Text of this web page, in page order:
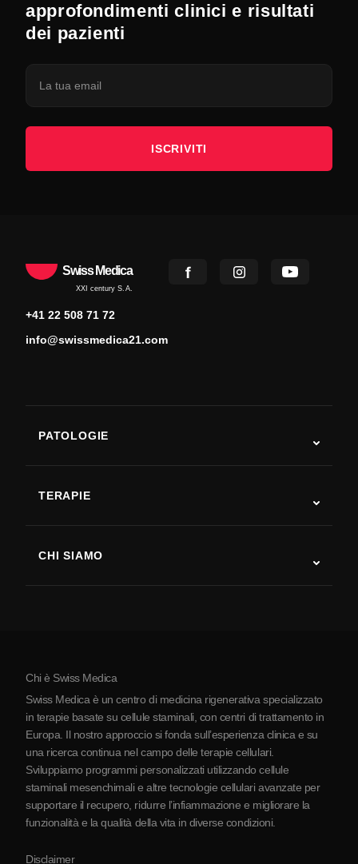
approfondimenti clinici e risultati
dei pazienti
ISCRIVITI
Swiss Medica
XXI century S.A.
+41 22 508 71 72
info@swissmedica21.com
PATOLOGIE
Malattia di Parkinson
Artrite
TERAPIE
CHI SIAMO
La Serbia
Partnership
Chi è Swiss Medica
Swiss Medica è un centro di medicina rigenerativa specializzato
in terapie basate su cellule staminali, con centri di trattamento in
Europa. Il nostro approccio si fonda sull’esperienza clinica e su
una ricerca continua nel campo delle terapie cellulari.
Sviluppiamo programmi personalizzati utilizzando cellule
staminali mesenchimali e altre tecnologie cellulari avanzate per
supportare il recupero, ridurre l’infiammazione e migliorare la
funzionalità e la qualità della vita in diverse condizioni.
Disclaimer